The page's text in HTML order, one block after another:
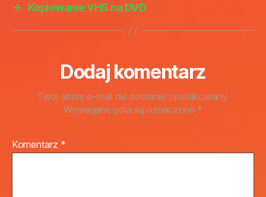
→
Kopiowanie VHS na DVD
Dodaj komentarz
Twój adres e-mail nie zostanie opublikowany.
Wymagane pola są oznaczone *
Komentarz *